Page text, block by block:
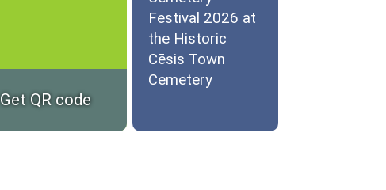
Get QR code
Festival 2026 at
the Historic
Cēsis Town
Cemetery
Lithuania